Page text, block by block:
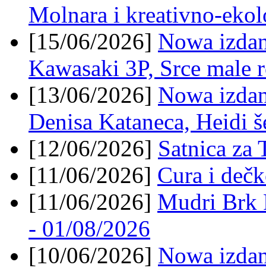
Molnara i kreativno-
[15/06/2026] Nowa
Kawasaki 3P, Srce male
[13/06/2026] Nowa
Denisa Kataneca, Heidi
[12/06/2026] Satnica za
[11/06/2026] Cura i
[11/06/2026] Mudri Brk
- 01/08/2026
[10/06/2026] Nowa